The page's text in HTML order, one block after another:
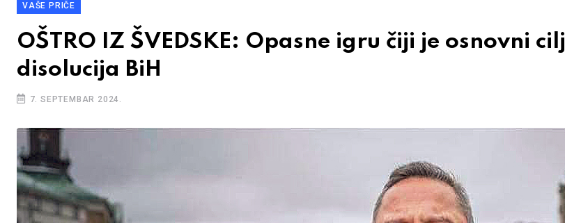
VAŠE PRIČE
OŠTRO IZ ŠVEDSKE: Opasne igru čiji je osnovni cilj
disolucija BiH
7. SEPTEMBAR 2024.